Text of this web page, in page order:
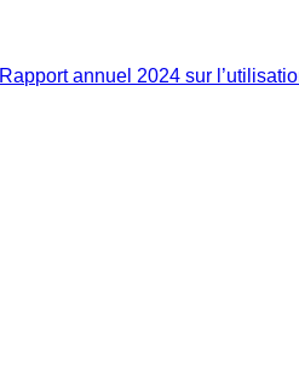
Rapport annuel 2024 sur